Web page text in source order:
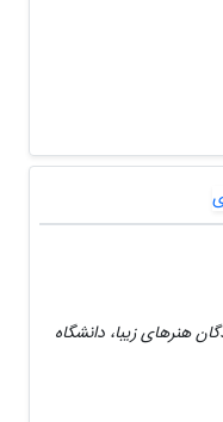
هنرهای زیبا، دانشگاه